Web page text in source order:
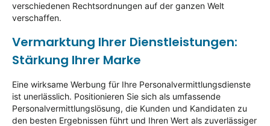
verschiedenen Rechtsordnungen auf der ganzen Welt
verschaffen.
Vermarktung Ihrer Dienstleistungen:
Stärkung Ihrer Marke
Eine wirksame Werbung für Ihre Personalvermittlungsdienste
ist unerlässlich. Positionieren Sie sich als umfassende
Personalvermittlungslösung, die Kunden und Kandidaten zu
den besten Ergebnissen führt und Ihren Wert als zuverlässiger